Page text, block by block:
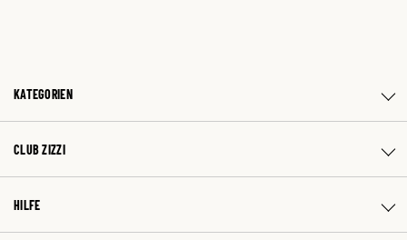
KATEGORIEN
CLUB ZIZZI
HILFE